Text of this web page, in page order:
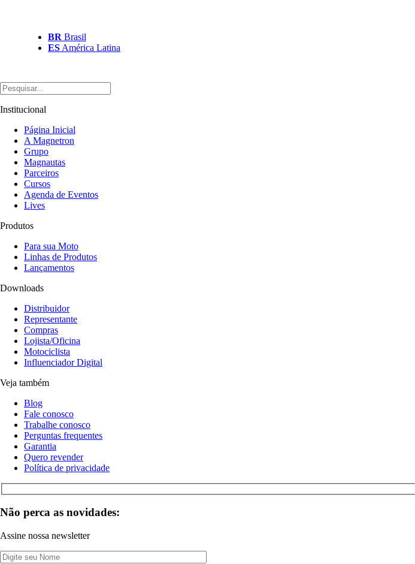
BR Brasil
ES América Latina
Institucional
Página Inicial
A Magnetron
Grupo
Magnautas
Parceiros
Cursos
Agenda de Eventos
Lives
Produtos
Para sua Moto
Linhas de Produtos
Lançamentos
Downloads
Distribuidor
Representante
Compras
Lojista/Oficina
Motociclista
Influenciador Digital
Veja também
Blog
Fale conosco
Trabalhe conosco
Perguntas frequentes
Garantia
Quero revender
Política de privacidade
Não perca as novidades:
Assine nossa newsletter